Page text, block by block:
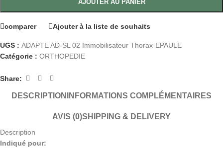
AJOUTER AU PANIER
comparer Ajouter à la liste de souhaits
UGS : ADAPTE AD-SL 02 Immobilisateur Thorax-EPAULE
Catégorie : ORTHOPEDIE
Share:
DESCRIPTION INFORMATIONS COMPLÉMENTAIRES
AVIS (0)SHIPPING & DELIVERY
Description
Indiqué pour: